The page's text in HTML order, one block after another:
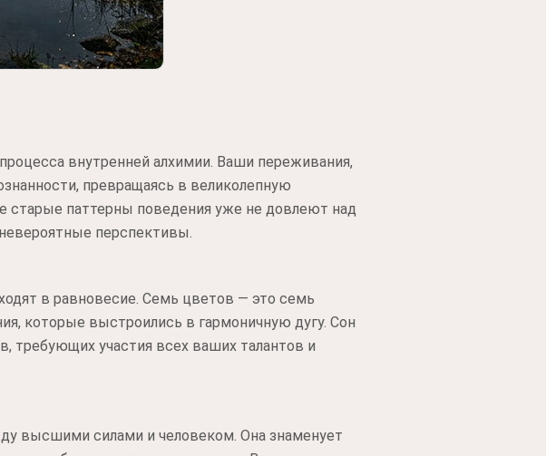
внутренней алхимии. Ваши переживания,
превращаясь в великолепную
старые паттерны поведения уже не довлеют над
перспективы.
в равновесие. Семь цветов — это семь
которые выстроились в гармоничную дугу. Сон
требующих участия всех ваших талантов и
высшими силами и человеком. Она знаменует